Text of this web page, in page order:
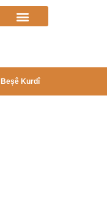
Beșê Kurdî